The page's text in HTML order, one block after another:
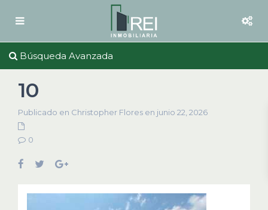
Búsqueda Avanzada
10
Publicado en Christopher Flores en junio 22, 2026
0